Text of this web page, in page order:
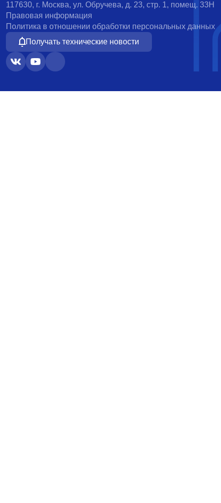
117630, г. Москва, ул. Обручева, д. 23, стр. 1, помещ. 33Н
Правовая информация
Политика в отношении обработки персональных данных
Получать технические новости